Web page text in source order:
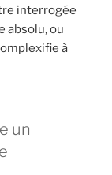
interrogée
absolu, ou
à
un